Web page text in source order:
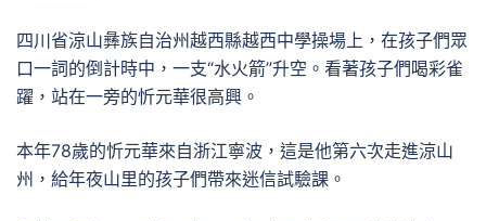
四川省涼山彝族自治州越西縣越西中學操場上，在孩子們眾
口一詞的倒計時中，一支“水火箭”升空。看著孩子們喝彩雀
躍，站在一旁的忻元華很高興。
本年78歲的忻元華來自浙江寧波，這是他第六次走進涼山
州，給年夜山里的孩子們帶來迷信試驗課。